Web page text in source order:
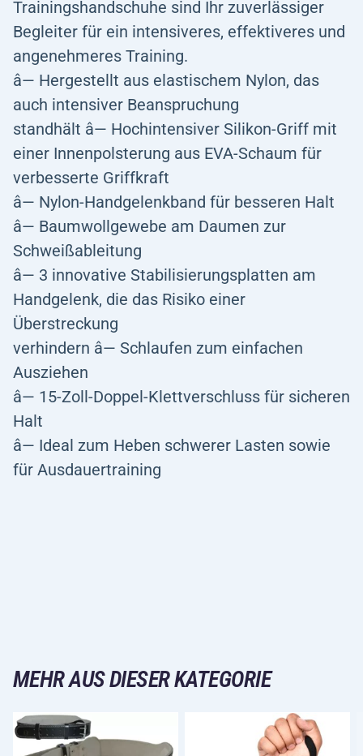
Trainingshandschuhe sind Ihr zuverlässiger
Begleiter für ein intensiveres, effektiveres und
angenehmeres Training.
â— Hergestellt aus elastischem Nylon, das
auch intensiver Beanspruchung
standhält â— Hochintensiver Silikon-Griff mit
einer Innenpolsterung aus EVA-Schaum für
verbesserte Griffkraft
â— Nylon-Handgelenkband für besseren Halt
â— Baumwollgewebe am Daumen zur
Schweißableitung
â— 3 innovative Stabilisierungsplatten am
Handgelenk, die das Risiko einer
Überstreckung
verhindern â— Schlaufen zum einfachen
Ausziehen
â— 15-Zoll-Doppel-Klettverschluss für sicheren
Halt
â— Ideal zum Heben schwerer Lasten sowie
für Ausdauertraining
MEHR AUS DIESER KATEGORIE